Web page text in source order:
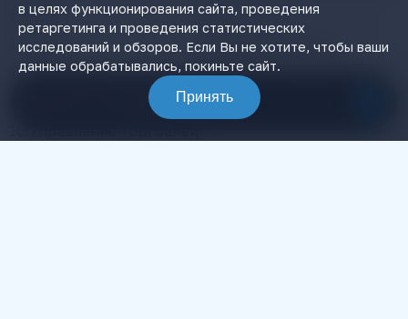
1С:УНФ
1С:ЦРМ
1С:Розница
1С:Документооборот
Доработка 1С
Сопровождение 1С
Интеграция 1С с сайтом
1С ИТС
в целях функционирования сайта, проведения
ретаргетинга и проведения статистических
исследований и обзоров. Если Вы не хотите, чтобы ваши
данные обрабатывались, покиньте сайт.
Принять
Связаться с менеджером